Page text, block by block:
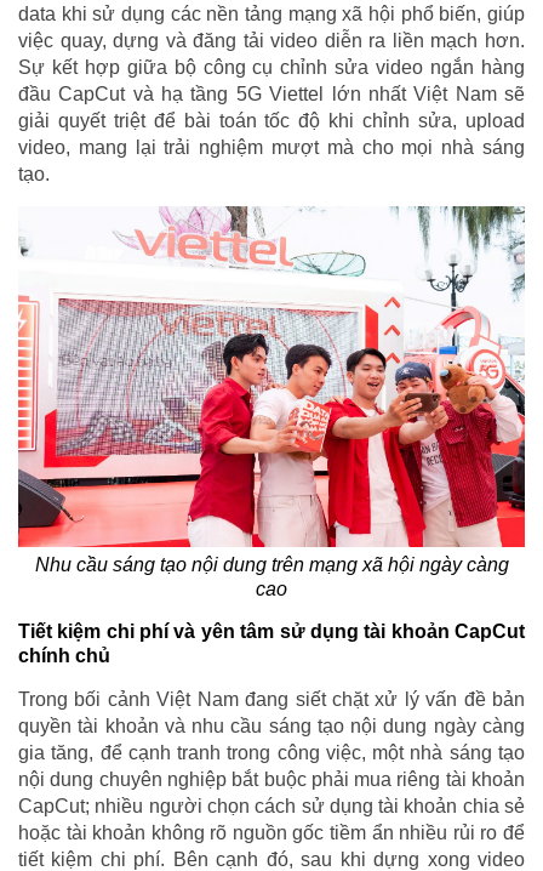
data khi sử dụng các nền tảng mạng xã hội phổ biến, giúp
việc quay, dựng và đăng tải video diễn ra liền mạch hơn.
Sự kết hợp giữa bộ công cụ chỉnh sửa video ngắn hàng
đầu CapCut và hạ tầng 5G Viettel lớn nhất Việt Nam sẽ
giải quyết triệt để bài toán tốc độ khi chỉnh sửa, upload
video, mang lại trải nghiệm mượt mà cho mọi nhà sáng
tạo.
Nhu cầu sáng tạo nội dung trên mạng xã hội ngày càng
cao
Tiết kiệm chi phí và yên tâm sử dụng tài khoản CapCut
chính chủ
Trong bối cảnh Việt Nam đang siết chặt xử lý vấn đề bản
quyền tài khoản và nhu cầu sáng tạo nội dung ngày càng
gia tăng, để cạnh tranh trong công việc, một nhà sáng tạo
nội dung chuyên nghiệp bắt buộc phải mua riêng tài khoản
CapCut; nhiều người chọn cách sử dụng tài khoản chia sẻ
hoặc tài khoản không rõ nguồn gốc tiềm ẩn nhiều rủi ro để
tiết kiệm chi phí. Bên cạnh đó, sau khi dựng xong video